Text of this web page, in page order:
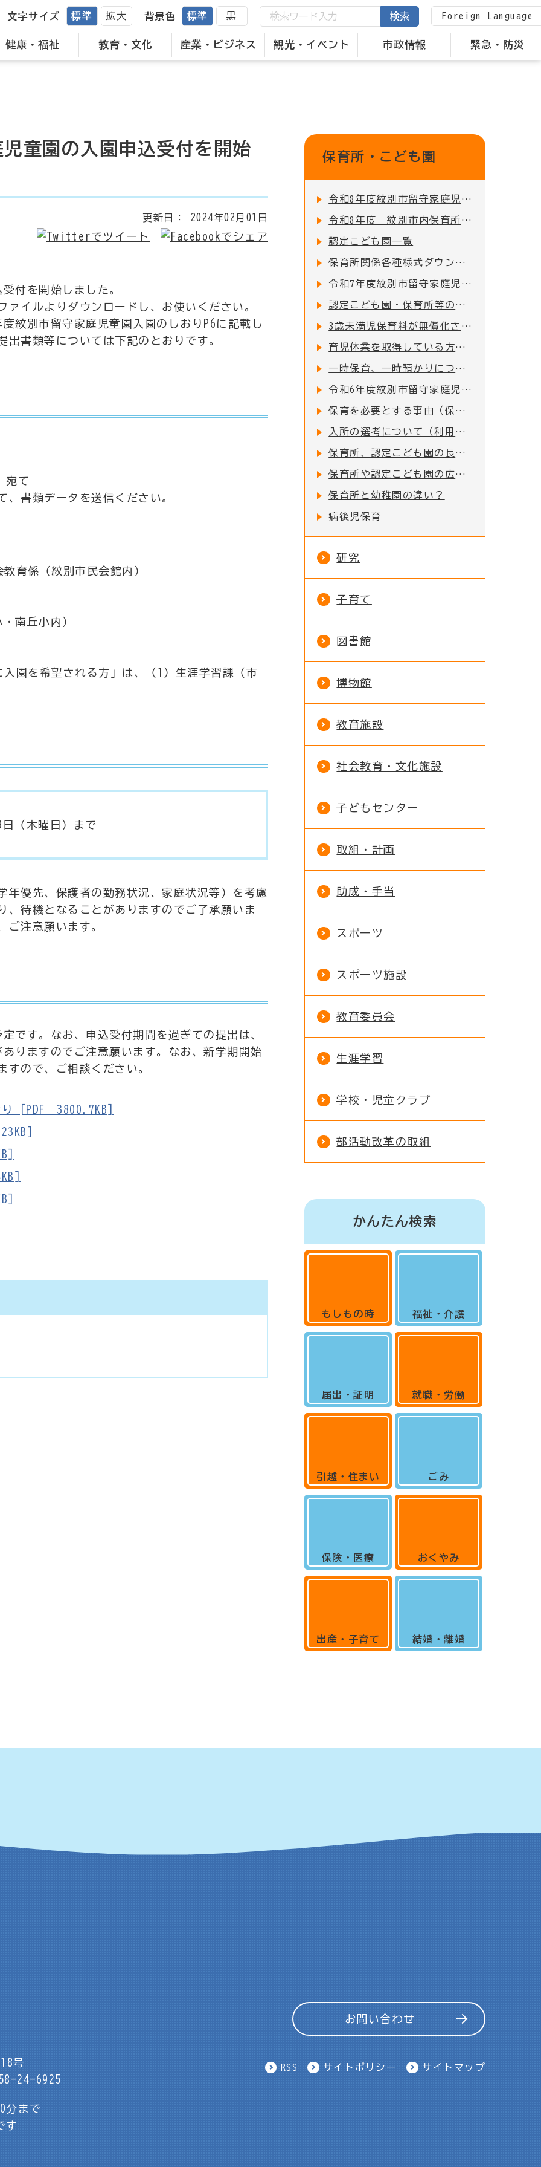
健康・福祉 教育・文化 産業・ビジネス 観光・イベント 市政情報 緊急・防災
文字サイズ 標準 拡大 背景色 標準 黒 検索 Foreign Language
童園の入園申込受付を開始
更新日： 2024年02月01日
付を開始しました。
ァイルよりダウンロードし、お使いください。
紋別市留守家庭児童園入園のしおりP6に記載し
書類等については下記のとおりです。
て
書類データを送信ください。
育係（紋別市民会館内）
南丘小内）
園を希望される方」は、（1）生涯学習課（市
（木曜日）まで
優先、保護者の勤務状況、家庭状況等）を考慮
、待機となることがありますのでご了承願いま
注意願います。
です。なお、申込受付期間を過ぎての提出は、
りますのでご注意願います。なお、新学期開始
すので、ご相談ください。
[PDF｜3800.7KB]
保育所・こども園
令和8年度紋別市留守家庭児童園の入園申込受付を開始しました！
令和8年度 紋別市内保育所・認定こども園 入所児童募集のお知らせ
認定こども園一覧
保育所関係各種様式ダウンロード
令和7年度紋別市留守家庭児童園の入園申込受付を開始しました！
認定こども園・保育所等の副食費（おかず代・おやつ代）を助成します
3歳未満児保育料が無償化されました
育児休業を取得している方、取得される方について
一時保育、一時預かりについて
令和6年度紋別市留守家庭児童園の入園申込受付を開始しました！
保育を必要とする事由（保育要件）について
入所の選考について（利用調整）
保育所、認定こども園の長期欠席について
保育所や認定こども園の広域入所について
保育所と幼稚園の違い？
病後児保育
研究
子育て
図書館
博物館
教育施設
社会教育・文化施設
子どもセンター
取組・計画
助成・手当
スポーツ
スポーツ施設
教育委員会
生涯学習
学校・児童クラブ
部活動改革の取組
かんたん検索
もしもの時
届出・証明
引越・住まい
保険・医療
出産・子育て
福祉・介護
就職・労働
ごみ
おくやみ
結婚・離婚
号
24-6925
分まで
す
お問い合わせ
RSS サイトポリシー サイトマップ